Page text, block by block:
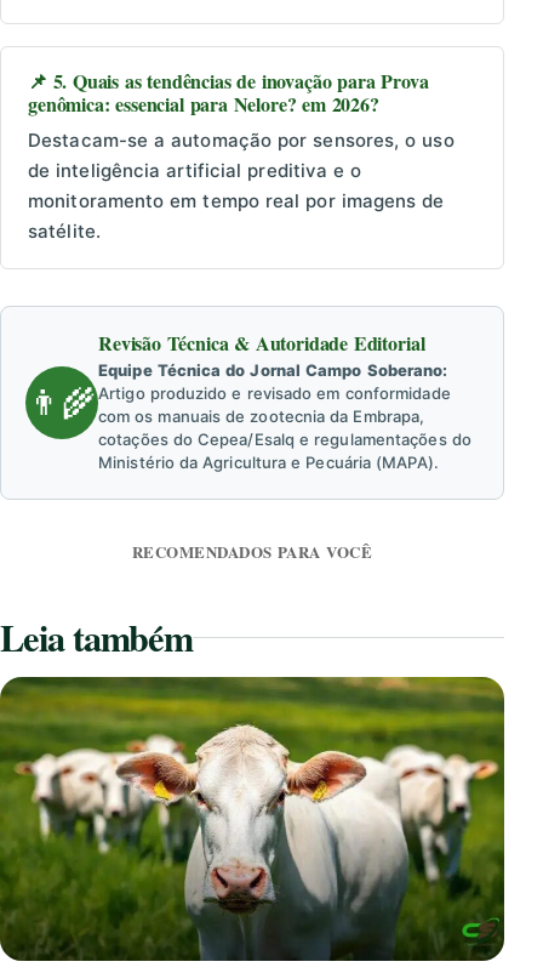
📌 5. Quais as tendências de inovação para Prova
genômica: essencial para Nelore? em 2026?
Destacam-se a automação por sensores, o uso
de inteligência artificial preditiva e o
monitoramento em tempo real por imagens de
satélite.
👨‍🌾
Revisão Técnica & Autoridade Editorial
Equipe Técnica do Jornal Campo Soberano:
Artigo produzido e revisado em conformidade
com os manuais de zootecnia da Embrapa,
cotações do Cepea/Esalq e regulamentações do
Ministério da Agricultura e Pecuária (MAPA).
RECOMENDADOS PARA VOCÊ
Leia também